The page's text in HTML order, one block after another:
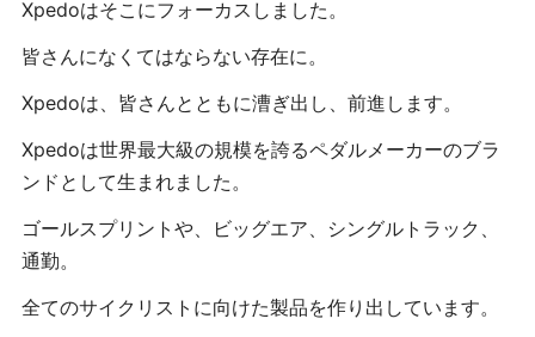
Xpedoはそこにフォーカスしました。
皆さんになくてはならない存在に。
Xpedoは、皆さんとともに漕ぎ出し、前進します。
Xpedoは世界最大級の規模を誇るペダルメーカーのブラ
ンドとして生まれました。
ゴールスプリントや、ビッグエア、シングルトラック、
通勤。
全てのサイクリストに向けた製品を作り出しています。